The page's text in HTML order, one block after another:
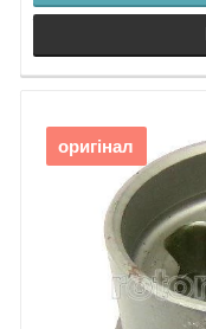
оригінал